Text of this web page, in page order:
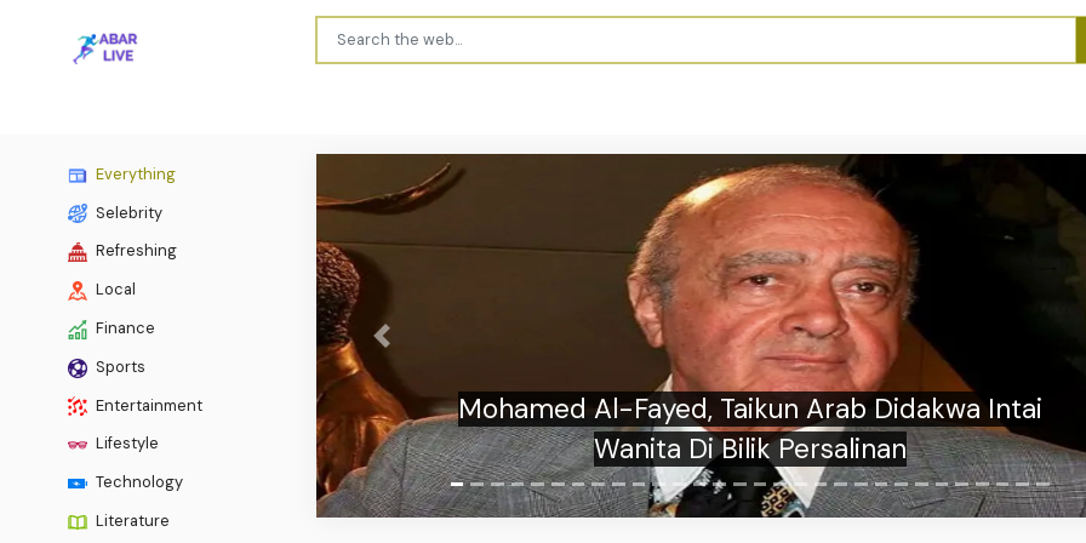
Everything
Selebrity
Refreshing
Local
Finance
Sports
Entertainment
Lifestyle
Technology
Literature
“Ustaz Hamadi Is Back”- Peminat Azhan Rani
Teruja
Previous